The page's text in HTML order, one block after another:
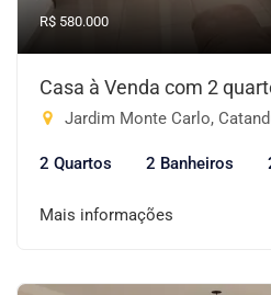
R$ 580.000
Casa à Venda com 2
Jardim Monte Carlo,
2 Quartos 2 Banheiros
Mais informações